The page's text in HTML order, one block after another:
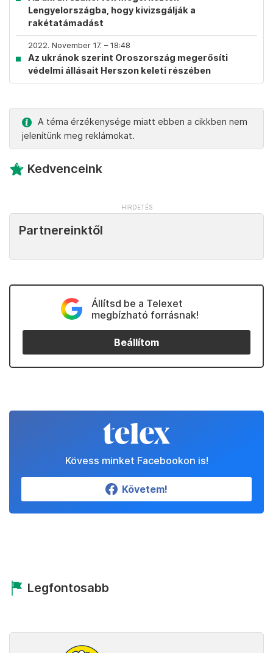
Lengyelországba, hogy kivizsgálják a
rakétatámadást
2022. November 17. – 18:48
Az ukránok szerint Oroszország megerősíti
védelmi állásait Herszon keleti részében
A téma érzékenysége miatt ebben a cikkben nem
jelenítünk meg reklámokat.
Kedvenceink
Partnereinktől
Állítsd be a Telexet
megbízható forrásnak!
Beállítom
Kövess minket Facebookon is!
Követem!
Legfontosabb